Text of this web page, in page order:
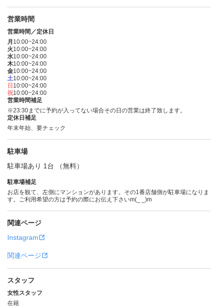
営業時間
営業時間／定休日
月 10:00~24:00
火10:00~24:00
水10:00~24:00
木10:00~24:00
金10:00~24:00
土10:00~24:00
日 10:00~24:00
祝10:00~24:00
営業時間補足
※23:30までに予約が入ってない場合その日の営業は終了致します。
定休日補足
年末年始、要チェック
駐車場
駐車場あり 1台 （無料）
駐車場補足
お店を観て、左側にマンションがあります。その1番店舗側が駐車場になりま
す。ご利用希望の方は予約の際にお伝え下さいm(_ _)m
関連ページ
Instagram
関連ページ
スタッフ
女性スタッフ
在籍